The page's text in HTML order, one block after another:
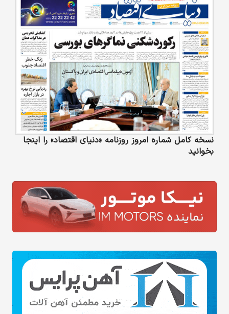
نسخه کامل شماره امروز روزنامه «دنیای‌ اقتصاد» را اینجا
بخوانید